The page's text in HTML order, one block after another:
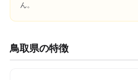
ん。
鳥取県の特徴